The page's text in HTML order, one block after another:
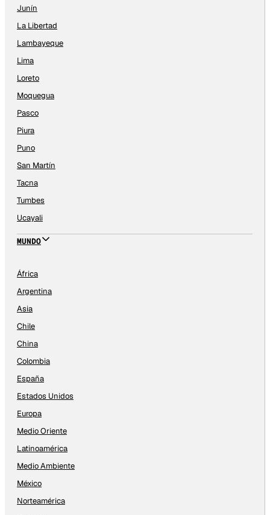
Junín
La Libertad
Lambayeque
Lima
Loreto
Moquegua
Pasco
Piura
Puno
San Martín
Tacna
Tumbes
Ucayali
MUNDO
África
Argentina
Asia
Chile
China
Colombia
España
Estados Unidos
Europa
Medio Oriente
Latinoamérica
Medio Ambiente
México
Norteamérica